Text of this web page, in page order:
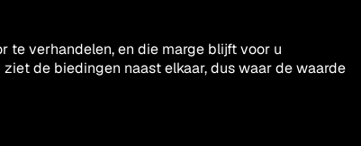
te verhandelen, en die marge blijft voor u
de biedingen naast elkaar, dus waar de waarde